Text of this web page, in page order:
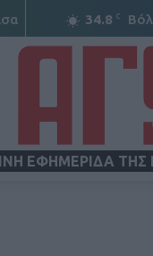
34.8 C
ΕΦΗΜΕΡΙΔΑ ΤΗΣ